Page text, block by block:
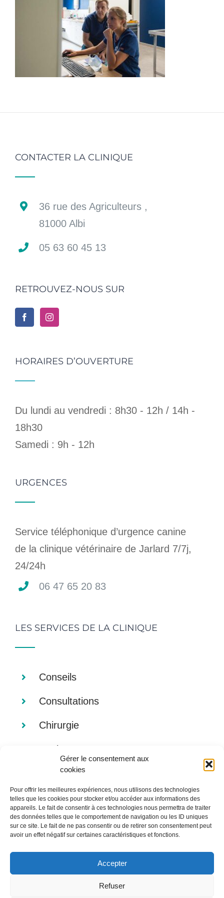
Gérer le consentement aux
cookies
Pour offrir les meilleures expériences, nous utilisons des technologies
telles que les cookies pour stocker et/ou accéder aux informations des
appareils. Le fait de consentir à ces technologies nous permettra de traiter
des données telles que le comportement de navigation ou les ID uniques
sur ce site. Le fait de ne pas consentir ou de retirer son consentement peut
avoir un effet négatif sur certaines caractéristiques et fonctions.
Accepter
Refuser
CONTACTER LA CLINIQUE
36 rue des Agriculteurs ,
81000 Albi
05 63 60 45 13
RETROUVEZ-NOUS SUR
HORAIRES D’OUVERTURE
Du lundi au vendredi : 8h30 - 12h / 14h -
18h30
Samedi : 9h - 12h
URGENCES
Service téléphonique d’urgence canine
de la clinique vétérinaire de Jarlard 7/7j,
24/24h
06 47 65 20 83
LES SERVICES DE LA CLINIQUE
Conseils
Consultations
Chirurgie
Analyses
Imagerie
Alimentation
2026 |Mentions légales